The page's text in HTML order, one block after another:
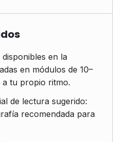
disponibles en la
en módulos de 10–
a tu propio ritmo.
de lectura sugerido:
recomendada para